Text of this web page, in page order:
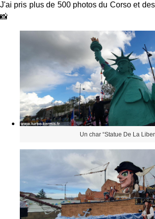
J'ai pris plus de 500 photos du Corso et
📸
Un char “Statue De La